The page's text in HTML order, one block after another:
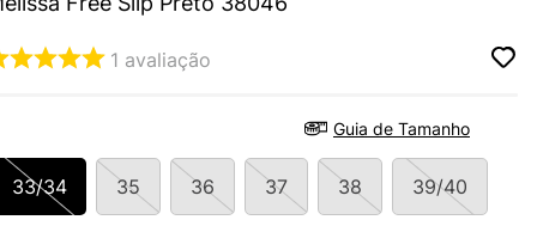
1 avaliação
Guia de Tamanho
33/34 35 36 37 38 39/40
VANS ULTRARANGE